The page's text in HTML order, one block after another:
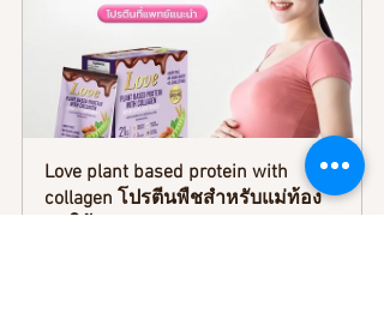
Love plant based protein with
collagen โปรตีนพืชสำหรับแม่ท้อง